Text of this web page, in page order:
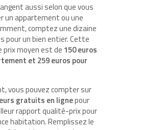
aussi selon que vous
un appartement ou une
comptez une dizaine
pour un bien entier. Cette
prix moyen est de 150 euros
et 259 euros pour
vous pouvez compter sur
gratuits en lignepour
rapport qualité-prix pour
habitation. Remplissez le